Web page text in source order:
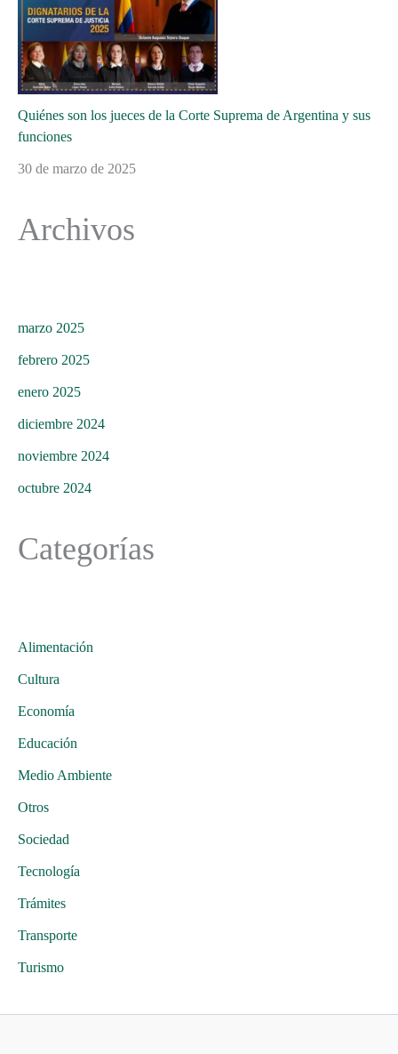
Quiénes son los jueces de la Corte Suprema de Argentina y sus
funciones
30 de marzo de 2025
Archivos
marzo 2025
febrero 2025
enero 2025
diciembre 2024
noviembre 2024
octubre 2024
Categorías
Alimentación
Cultura
Economía
Educación
Medio Ambiente
Otros
Sociedad
Tecnología
Trámites
Transporte
Turismo